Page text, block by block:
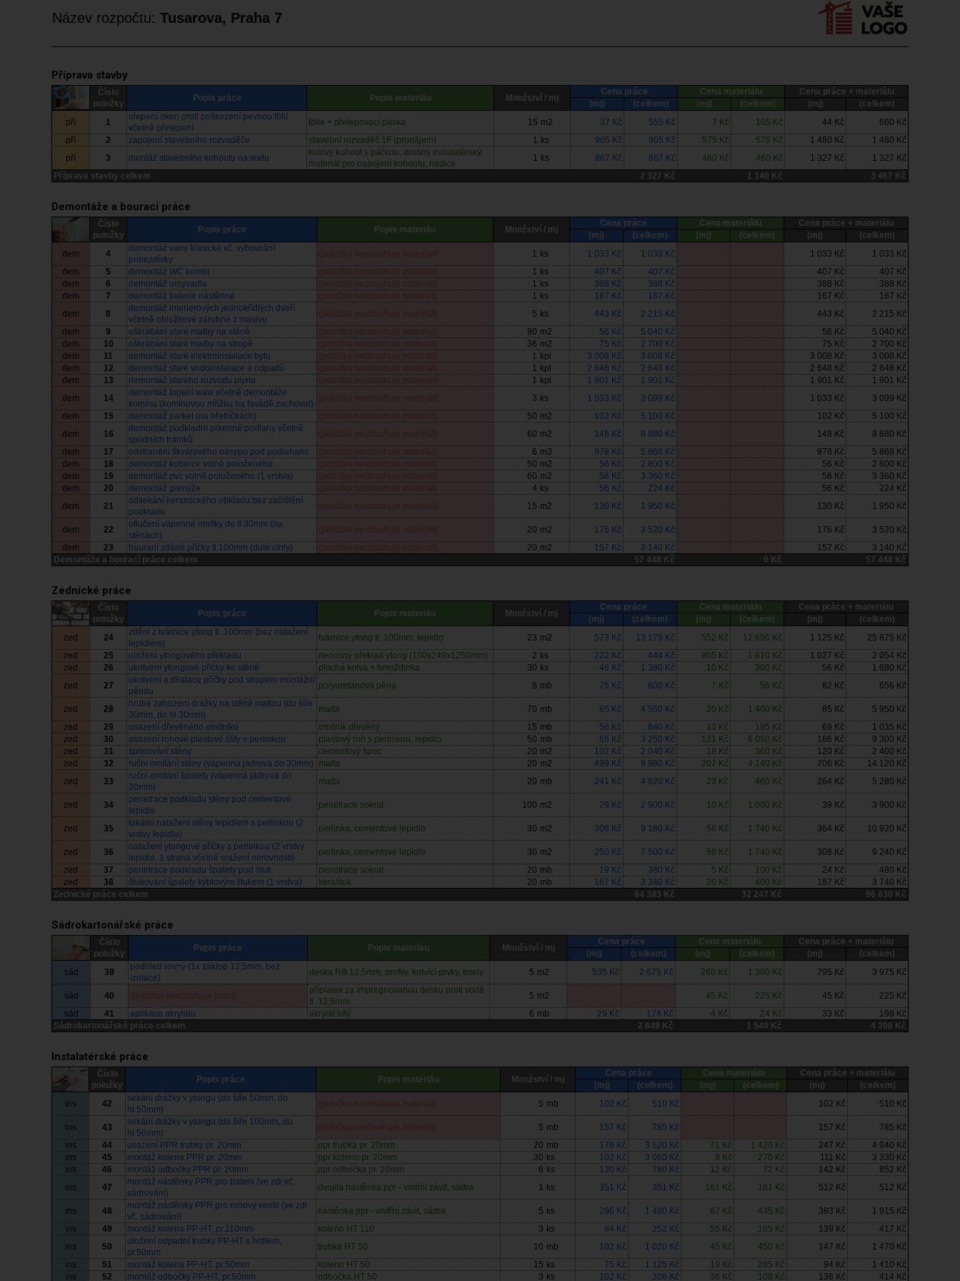
Název rozpočtu: Tusarova, Praha 7
Příprava stavby
Číslo
položky
Popis práce Popis materiáu Množství / mj
Cena práce Cena materiálu
Cena práce + materiálu
(mj)
(celkem) (mj) (celkem) (mj)
(celkem)
pří
1
olepení oken proti poškození pevnou fólií
včetně přelepení
fólie + přelepovací páska 15 m2 37 Kč 555 Kč 7 Kč 105 Kč 44 Kč
660 Kč
pří
2 zapojení stavebního rozvaděče stavební rozvaděč 1F (pronájem) 1 ks 905 Kč 905 Kč 575 Kč 575 Kč 1 480 Kč
1 480 Kč
pří
3 montáž stavebního kohoutu na vodu
kulový kohout s páčkou, drobný instalatérský
materiál pro napojení kohoutu, hadice
1 ks 867 Kč 867 Kč 460 Kč 460 Kč 1 327 Kč
1 327 Kč
Příprava stavby celkem
2 327 Kč 1 140 Kč 3 467 Kč
Demontáže a bourací práce
Číslo
položky
Popis práce Popis materiáu Množství / mj
Cena práce Cena materiálu
Cena práce + materiálu
(mj)
(celkem) (mj) (celkem) (mj)
(celkem)
dem
4
demontáž vany klasické vč. vybourání
pobezdívky
1 ks 1 033 Kč 1 033 Kč 1 033 Kč
1 033 Kč
dem
5 demontáž WC kombi 1 ks 407 Kč 407 Kč 407 Kč
407 Kč
dem
6 demontáž umyvadla 1 ks 388 Kč 388 Kč 388 Kč
388 Kč
dem
7 demontáž baterie nástěnné 1 ks 167 Kč 167 Kč 167 Kč
167 Kč
dem
8
demontáž interierových jednokřídlých dveří
včetně obložkové zárubně z masivu
5 ks 443 Kč 2 215 Kč 443 Kč
2 215 Kč
dem
9 oškrábání staré malby na stěně 90 m2 56 Kč 5 040 Kč 56 Kč
5 040 Kč
dem
10 oškrábání staré malby na stropě 36 m2 75 Kč 2 700 Kč 75 Kč
2 700 Kč
dem
11 demontáž staré elektroinstalace bytu 1 kpl 3 008 Kč 3 008 Kč 3 008 Kč
3 008 Kč
dem
12 demontáž staré vodoinstalace a odpadů 1 kpl 2 648 Kč 2 648 Kč 2 648 Kč
2 648 Kč
dem
13 demontáž starého rozvodu plynu 1 kpl 1 901 Kč 1 901 Kč 1 901 Kč
1 901 Kč
dem
14
demontáž topení waw včetně demontáže
komínu (komínovou mřížku na fasádě zachovat)
3 ks 1 033 Kč 3 099 Kč 1 033 Kč
3 099 Kč
dem
15 demontáž parket (na hřebíčkách) 50 m2 102 Kč 5 100 Kč 102 Kč
5 100 Kč
dem
16
demontáž podkladní prkenné podlahy včetně
spodních trámků
60 m2 148 Kč 8 880 Kč 148 Kč
8 880 Kč
dem
17 odstranění škvárového násypu pod podlahami 6 m3 978 Kč 5 868 Kč 978 Kč
5 868 Kč
dem
18 demontáž koberce volně položeného 50 m2 56 Kč 2 800 Kč 56 Kč
2 800 Kč
dem
19 demontáž pvc volně položeného (1 vrstva) 60 m2 56 Kč 3 360 Kč 56 Kč
3 360 Kč
dem
20 demontáž garnýže 4 ks 56 Kč 224 Kč 56 Kč
224 Kč
dem
21
odsekání keramického obkladu bez začištění
podkladu
15 m2 130 Kč 1 950 Kč 130 Kč 1 950 Kč
dem 22
otlučení vápenné omítky do tl.30mm (na
stěnách)
20 m2 176 Kč 3 520 Kč 176 Kč
3 520 Kč
dem
23 bourání zděné příčky tl.100mm (duté cihly) 20 m2 157 Kč 3 140 Kč 157 Kč
3 140 Kč
Demontáže a bourací práce celkem
57 448 Kč 0 Kč 57 448 Kč
Zednické práce
Číslo
položky
Popis práce Popis materiáu Množství / mj
Cena práce Cena materiálu
Cena práce + materiálu
(mj)
(celkem) (mj) (celkem) (mj)
(celkem)
zed
24
zdění z tvárnice ytong tl. 100mm (bez natažení
lepidlem)
tvárnice ytong tl. 100mm, lepidlo 23 m2 573 Kč 13 179 Kč 552 Kč 12 696 Kč 1 125 Kč
25 875 Kč
zed
25 uložení ytongového překladu nenosný překlad ytong (100x249x1250mm) 2 ks 222 Kč 444 Kč 805 Kč 1 610 Kč 1 027 Kč
2 054 Kč
zed
26 ukotvení ytongové příčky ke stěně plochá kotva + hmoždinka 30 ks 46 Kč 1 380 Kč 10 Kč 300 Kč 56 Kč
1 680 Kč
zed
27
ukotvení a dilatace příčky pod stropem montážní
pěnou
polyuretanová pěna 8 mb 75 Kč 600 Kč 7 Kč 56 Kč 82 Kč 656 Kč
zed 28
hrubé zahození drážky na stěně matlou (do šíře
30mm, do hl.30mm)
malta 70 mb 65 Kč 4 550 Kč 20 Kč 1 400 Kč 85 Kč
5 950 Kč
zed
29 osazení dřevěného omítníku omítník dřevěný 15 mb 56 Kč 840 Kč 13 Kč 195 Kč 69 Kč
1 035 Kč
zed
30 osazení rohové plastové lišty s perlinkou plastový roh s perlinkou, lepidlo 50 mb 65 Kč 3 250 Kč 121 Kč 6 050 Kč 186 Kč
9 300 Kč
zed
31 špricování stěny cementový špric 20 m2 102 Kč 2 040 Kč 18 Kč 360 Kč 120 Kč
2 400 Kč
zed
32 ruční omítání stěny (vápenná jádrová do 30mm) malta 20 m2 499 Kč 9 980 Kč 207 Kč 4 140 Kč 706 Kč
14 120 Kč
zed
33
ruční omítání špalety (vápenná jádrová do
20mm)
malta 20 mb 241 Kč 4 820 Kč 23 Kč 460 Kč 264 Kč 5 280 Kč
zed 34
penetrace podkladu stěny pod cementové
lepidlo
penetrace sokrat 100 m2 29 Kč 2 900 Kč 10 Kč 1 000 Kč 39 Kč 3 900 Kč
zed 35
lokální natažení stěny lepidlem s perlinkou (2
vrstvy lepidla)
perlinka, cementové lepidlo 30 m2 306 Kč 9 180 Kč 58 Kč 1 740 Kč 364 Kč 10 920 Kč
zed 36
natažení ytongové příčky s perlinkou (2 vrstvy
lepidla, 1 strana včetně sražení nerovností)
perlinka, cementové lepidlo 30 m2 250 Kč 7 500 Kč 58 Kč 1 740 Kč 308 Kč
9 240 Kč
zed
37 penetrace podkladu špalety pod štuk penetrace sokrat 20 mb 19 Kč 380 Kč 5 Kč 100 Kč 24 Kč
480 Kč
zed
38 štukování špalety kýblovým štukem (1 vrstva) keraštuk 20 mb 167 Kč 3 340 Kč 20 Kč 400 Kč 187 Kč
3 740 Kč
Zednické práce celkem
64 383 Kč 32 247 Kč 96 630 Kč
Sádrokartonářské práce
Číslo
položky
Popis práce Popis materiáu Množství / mj
Cena práce Cena materiálu
Cena práce + materiálu
(mj)
(celkem) (mj) (celkem) (mj)
(celkem)
sád
39
podhled rovný (1x záklop 12,5mm, bez
izolace)
deska RB 12,5mm, profily. kotvící prvky, tmely 5 m2 535 Kč 2 675 Kč 260 Kč 1 300 Kč 795 Kč 3 975 Kč
sád 40
příplatek za impregnovanou desku proti vodě
tl. 12,5mm
5 m2 45 Kč 225 Kč 45 Kč
225 Kč
sád
41 aplikace akrylátu akrylát bílý 6 mb 29 Kč 174 Kč 4 Kč 24 Kč 33 Kč
198 Kč
Sádrokartonářské práce celkem
2 849 Kč 1 549 Kč 4 398 Kč
Instalatérské práce
Číslo
položky
Popis práce Popis materiáu Množství / mj
Cena práce Cena materiálu
Cena práce + materiálu
(mj)
(celkem) (mj) (celkem) (mj)
(celkem)
ins
42
sekání drážky v ytongu (do šíře 50mm, do
hl.50mm)
5 mb 102 Kč 510 Kč 102 Kč 510 Kč
ins 43
sekání drážky v ytongu (do šíře 100mm, do
hl.50mm)
5 mb 157 Kč 785 Kč 157 Kč
785 Kč
ins
44 usazení PPR trubky pr. 20mm ppr trubka pr. 20mm 20 mb 176 Kč 3 520 Kč 71 Kč 1 420 Kč 247 Kč
4 940 Kč
ins
45 montáž kolena PPR pr. 20mm ppr koleno pr. 20mm 30 ks 102 Kč 3 060 Kč 9 Kč 270 Kč 111 Kč
3 330 Kč
ins
46 montáž odbočky PPR pr. 20mm ppr odbočka pr. 20mm 6 ks 130 Kč 780 Kč 12 Kč 72 Kč 142 Kč
852 Kč
ins
47
montáž nástěnky PPR pro baterii (ve zdi vč.
sádrování)
dvojitá nástěnka ppr - vnitřní závit, sádra 1 ks 351 Kč 351 Kč 161 Kč 161 Kč 512 Kč 512 Kč
ins 48
montáž nástěnky PPR pro rohový ventil (ve zdi
vč. sádrování)
nástěnka ppr - vnitřní závit, sádra 5 ks 296 Kč 1 480 Kč 87 Kč 435 Kč 383 Kč
1 915 Kč
ins
49 montáž kolena PP-HT, pr.110mm koleno HT 110 3 ks 84 Kč 252 Kč 55 Kč 165 Kč 139 Kč
417 Kč
ins
50
uložení odpadní trubky PP-HT s hrdlem,
pr.50mm
trubka HT 50 10 mb 102 Kč 1 020 Kč 45 Kč 450 Kč 147 Kč
1 470 Kč
ins
51 montáž kolena PP-HT, pr.50mm koleno HT 50 15 ks 75 Kč 1 125 Kč 19 Kč 285 Kč 94 Kč
1 410 Kč
ins
52 montáž odbočky PP-HT, pr.50mm odbočka HT 50 3 ks 102 Kč 306 Kč 36 Kč 108 Kč 138 Kč
414 Kč